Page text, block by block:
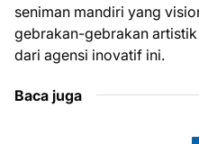
seniman mandiri yang
gebrakan-gebrakan
dari agensi inovatif ini.
Baca juga